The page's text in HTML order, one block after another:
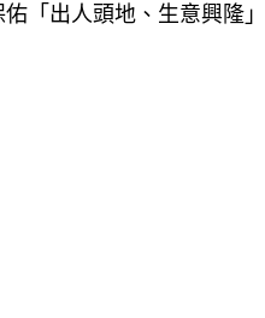
「出人頭地、生意興隆